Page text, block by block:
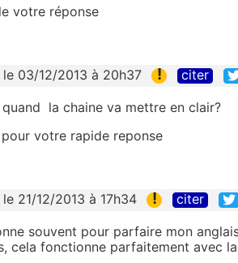
votre réponse
le 03/12/2013 à 20h37 ! citer
quand la chaine va mettre en clair?
votre rapide reponse
le 21/12/2013 à 17h34 ! citer
souvent pour parfaire mon
cela fonctionne parfaitement avec la